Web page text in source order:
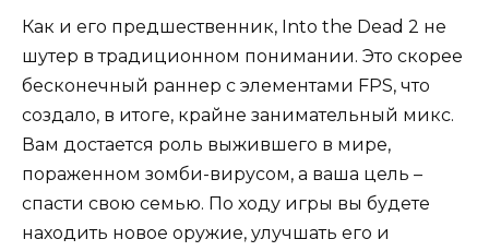
Как и его предшественник, Into the Dead 2 не
шутер в традиционном понимании. Это скорее
бесконечный раннер с элементами FPS, что
создало, в итоге, крайне занимательный микс.
Вам достается роль выжившего в мире,
пораженном зомби-вирусом, а ваша цель –
спасти свою семью. По ходу игры вы будете
находить новое оружие, улучшать его и